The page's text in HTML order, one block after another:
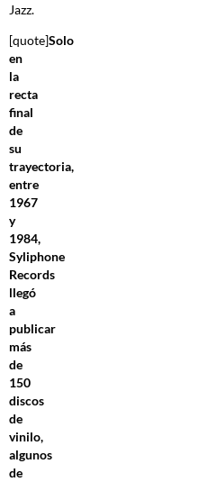
Jazz.
[quote]Solo
en
la
recta
final
de
su
trayectoria,
entre
1967
y
1984,
Syliphone
Records
llegó
a
publicar
más
de
150
discos
de
vinilo,
algunos
de